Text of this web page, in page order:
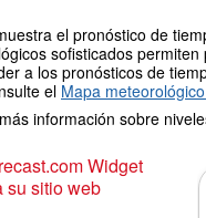
el pronóstico de
sofisticados
a los pronósticos de
el Mapa
información sobre
Widget
su sitio web